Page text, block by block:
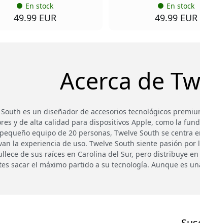
En stock
49.99 EUR
En stock
49.99 EUR
Acerca de
es un diseñador de accesorios tecnológicos
y de alta calidad para dispositivos Apple, como la
equipo de 20 personas, Twelve South se
la experiencia de uso. Twelve South siente pasión
de sus raíces en Carolina del Sur, pero distribuye
sacar el máximo partido a su tecnología. Aunque es